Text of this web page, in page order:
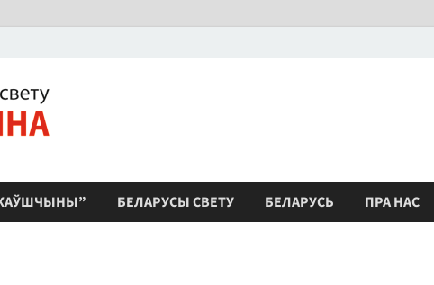
БЕЛАРУСЫ СВЕТУ БЕЛАРУСЬ ПРА НАС